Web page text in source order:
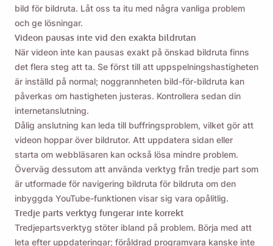
bild för bildruta. Låt oss ta itu med några vanliga problem
och ge lösningar.
Videon pausas inte vid den exakta bildrutan
När videon inte kan pausas exakt på önskad bildruta finns
det flera steg att ta. Se först till att uppspelningshastigheten
är inställd på normal; noggrannheten bild-för-bildruta kan
påverkas om hastigheten justeras. Kontrollera sedan din
internetanslutning.
Dålig anslutning kan leda till buffringsproblem, vilket gör att
videon hoppar över bildrutor. Att uppdatera sidan eller
starta om webbläsaren kan också lösa mindre problem.
Överväg dessutom att använda verktyg från tredje part som
är utformade för navigering bildruta för bildruta om den
inbyggda YouTube-funktionen visar sig vara opålitlig.
Tredje parts verktyg fungerar inte korrekt
Tredjepartsverktyg stöter ibland på problem. Börja med att
leta efter uppdateringar; föråldrad programvara kanske inte